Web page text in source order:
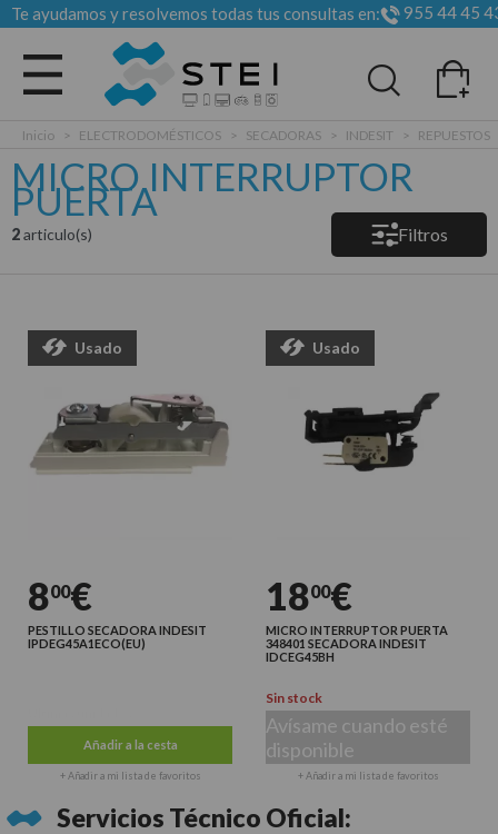
Te ayudamos y resolvemos todas tus consultas en: 955 44 45
Todas las categorias
Inicio > ELECTRODOMÉSTICOS > SECADORAS > INDESIT > REPUESTOS
MICRO INTERRUPTOR
PUERTA
2articulo(s) Filtros
Usado
800€
PESTILLO SECADORA INDESIT
IPDEG45A1ECO(EU)
Añadir a la cesta
+ Añadir a mi lista de favoritos
Usado
1800€
MICRO INTERRUPTOR PUERTA
348401 SECADORA INDESIT
IDCEG45BH
Sin stock
Avísame cuando esté
disponible
+ Añadir a mi lista de favoritos
Servicios Técnico Oficial: